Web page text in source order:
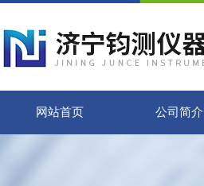
网站首页 公司简介